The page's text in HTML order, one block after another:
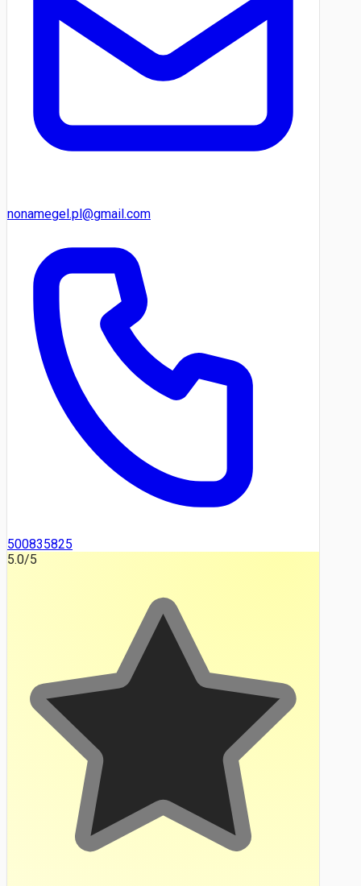
nonamegel.pl@gmail.com
500835825
5.0/5